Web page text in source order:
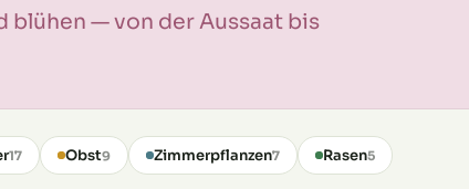
blühen — von der Aussaat bis
17 Obst9 Zimmerpflanzen7 Rasen5